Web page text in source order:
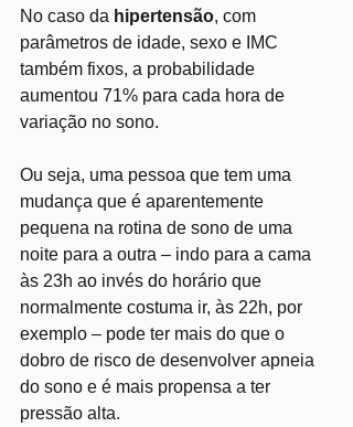
No caso da hipertensão, com
parâmetros de idade, sexo e IMC
também fixos, a probabilidade
aumentou 71% para cada hora de
variação no sono.
Ou seja, uma pessoa que tem uma
mudança que é aparentemente
pequena na rotina de sono de uma
noite para a outra – indo para a cama
às 23h ao invés do horário que
normalmente costuma ir, às 22h, por
exemplo – pode ter mais do que o
dobro de risco de desenvolver apneia
do sono e é mais propensa a ter
pressão alta.